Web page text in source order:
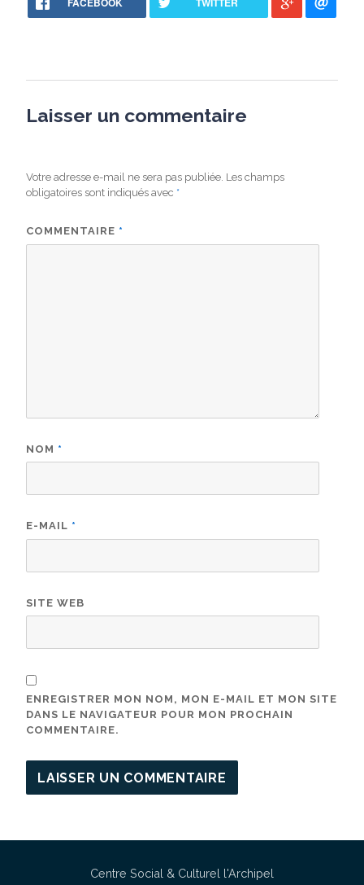
Laisser un commentaire
Votre adresse e-mail ne sera pas publiée. Les champs
obligatoires sont indiqués avec *
COMMENTAIRE *
NOM *
E-MAIL *
SITE WEB
ENREGISTRER MON NOM, MON E-MAIL ET MON SITE
DANS LE NAVIGATEUR POUR MON PROCHAIN
COMMENTAIRE.
Centre Social & Culturel l'Archipel